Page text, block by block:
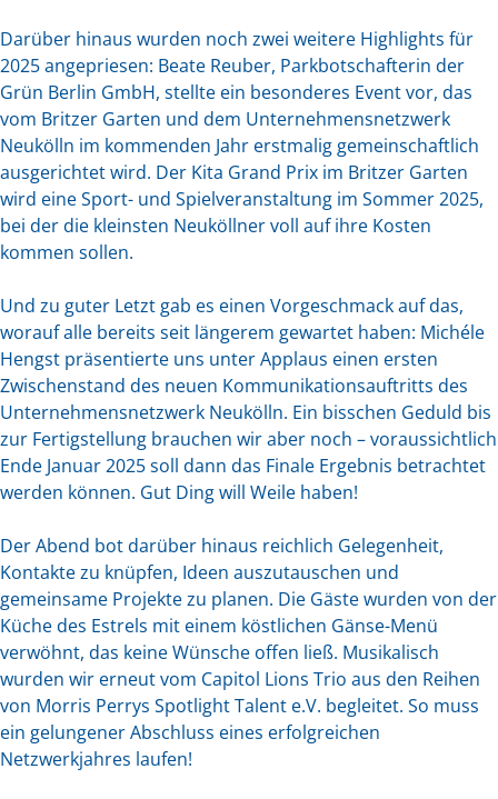
Darüber hinaus wurden noch zwei weitere Highlights für
2025 angepriesen: Beate Reuber, Parkbotschafterin der
Grün Berlin GmbH, stellte ein besonderes Event vor, das
vom Britzer Garten und dem Unternehmensnetzwerk
Neukölln im kommenden Jahr erstmalig gemeinschaftlich
ausgerichtet wird. Der Kita Grand Prix im Britzer Garten
wird eine Sport- und Spielveranstaltung im Sommer 2025,
bei der die kleinsten Neuköllner voll auf ihre Kosten
kommen sollen.
Und zu guter Letzt gab es einen Vorgeschmack auf das,
worauf alle bereits seit längerem gewartet haben: Michéle
Hengst präsentierte uns unter Applaus einen ersten
Zwischenstand des neuen Kommunikationsauftritts des
Unternehmensnetzwerk Neukölln. Ein bisschen Geduld bis
zur Fertigstellung brauchen wir aber noch – voraussichtlich
Ende Januar 2025 soll dann das Finale Ergebnis betrachtet
werden können. Gut Ding will Weile haben!
Der Abend bot darüber hinaus reichlich Gelegenheit,
Kontakte zu knüpfen, Ideen auszutauschen und
gemeinsame Projekte zu planen. Die Gäste wurden von der
Küche des Estrels mit einem köstlichen Gänse-Menü
verwöhnt, das keine Wünsche offen ließ. Musikalisch
wurden wir erneut vom Capitol Lions Trio aus den Reihen
von Morris Perrys Spotlight Talent e.V. begleitet. So muss
ein gelungener Abschluss eines erfolgreichen
Netzwerkjahres laufen!